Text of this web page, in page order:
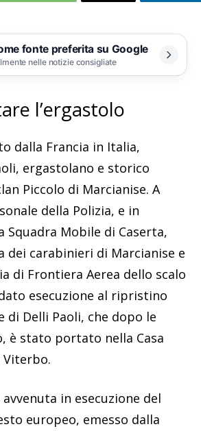
fonte preferita su Google
nelle notizie consigliate
l’ergastolo
dalla Francia in Italia,
ergastolano e storico
Piccolo di Marcianise. A
della Polizia, e in
Squadra Mobile di Caserta,
dei carabinieri di Marcianise e
di Frontiera Aerea dello scalo
esecuzione al ripristino
di Delli Paoli, che dopo le
è stato portato nella Casa
Viterbo.
avvenuta in esecuzione del
europeo, emesso dalla